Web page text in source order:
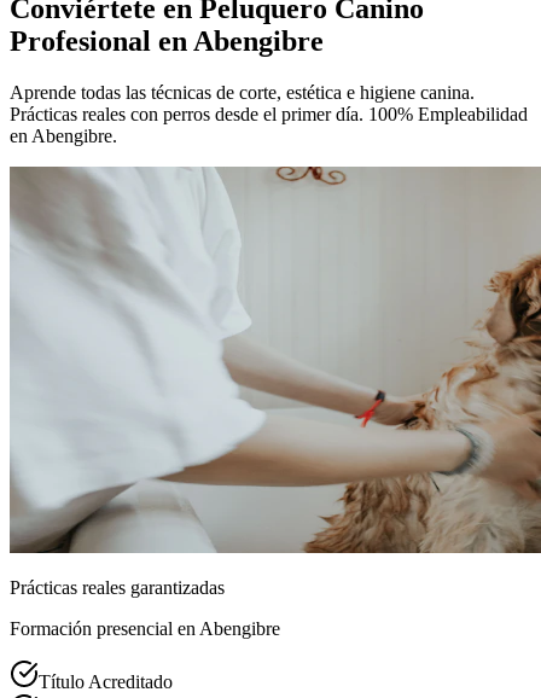
Conviértete en Peluquero Canino
Profesional en Abengibre
Aprende todas las técnicas de corte, estética e higiene canina.
Prácticas reales con perros desde el primer día. 100% Empleabilidad
en Abengibre.
Prácticas reales garantizadas
Formación presencial en Abengibre
Título Acreditado